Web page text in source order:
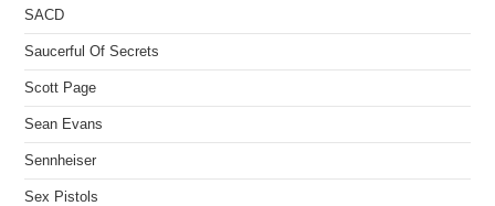
SACD
Saucerful Of Secrets
Scott Page
Sean Evans
Sennheiser
Sex Pistols